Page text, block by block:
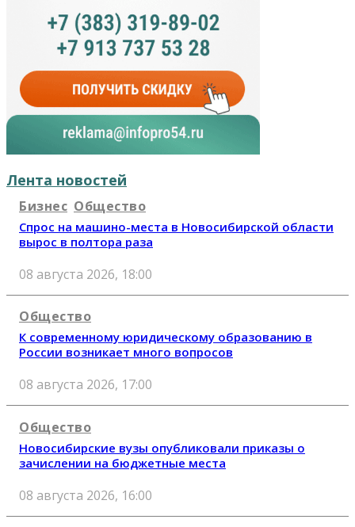
Лента новостей
Бизнес Общество
Спрос на машино-места в Новосибирской области
вырос в полтора раза
08 августа 2026, 18:00
Общество
К современному юридическому образованию в
России возникает много вопросов
08 августа 2026, 17:00
Общество
Новосибирские вузы опубликовали приказы о
зачислении на бюджетные места
08 августа 2026, 16:00